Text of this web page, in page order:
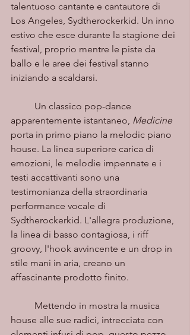
talentuoso cantante e cantautore di
Los Angeles, Sydtherockerkid. Un inno
estivo che esce durante la stagione dei
festival, proprio mentre le piste da
ballo e le aree dei festival stanno
iniziando a scaldarsi.
apparentemente istantaneo, Medicine
porta in primo piano la melodic piano
house. La linea superiore carica di
emozioni, le melodie impennate e i
testi accattivanti sono una
testimonianza della straordinaria
performance vocale di
Sydtherockerkid. L'allegra produzione,
la linea di basso contagiosa, i riff
groovy, l'hook avvincente e un drop in
stile mani in aria, creano un
affascinante prodotto finito.
house alle sue radici, intrecciata con